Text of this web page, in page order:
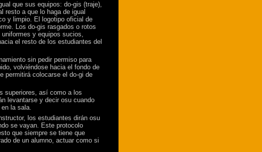
que sus equipos: do-gis (traje),
resto a que lo haga de igual
y limpio. El logotipo oficial de
Los do-gis rasgados o rotos
y equipos sucios,
el resto de los estudiantes del
sin pedir permiso para
volviéndose hacia el fondo de
permitirá colocarse el do-gi de
superiores, así como a los
levantarse y decir osu cuando
la sala.
los estudiantes dirán osu
se vayan. Este protocolo
que siempre se tiene que
de un alumno, actuar como si